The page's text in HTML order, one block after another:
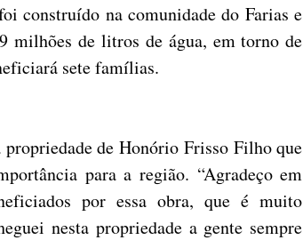
construído na comunidade do Farias e
milhões de litros de água, em torno de
sete famílias.
de Honório Frisso Filho que
para a região. “Agradeço em
por essa obra, que é muito
nesta propriedade a gente sempre